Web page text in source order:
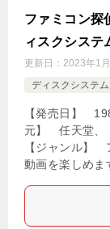
ファミコン探
ィスクシステ
更新日： 2023年1
ディスクシステム
【発売日】
元】 任天堂、
【ジャンル】
動画を楽しめ